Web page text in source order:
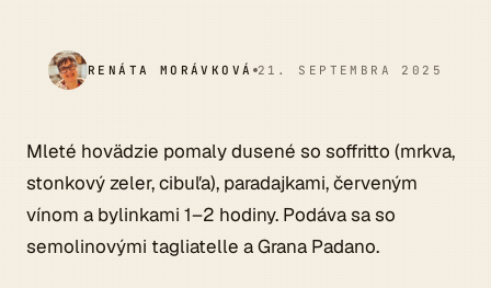
RENÁTA MORÁVKOVÁ 21. SEPTEMBRA 2025
Mleté hovädzie pomaly dusené so soffritto (mrkva,
stonkový zeler, cibuľa), paradajkami, červeným
vínom a bylinkami 1–2 hodiny. Podáva sa so
semolinovými tagliatelle a Grana Padano.